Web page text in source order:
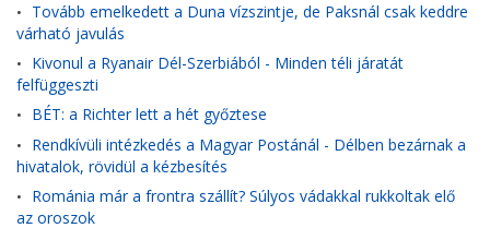
• Tovább emelkedett a Duna vízszintje, de Paksnál csak keddre
várható javulás
• Kivonul a Ryanair Dél-Szerbiából - Minden téli járatát
felfüggeszti
• BÉT: a Richter lett a hét győztese
• Rendkívüli intézkedés a Magyar Postánál - Délben bezárnak a
hivatalok, rövidül a kézbesítés
• Románia már a frontra szállít? Súlyos vádakkal rukkoltak elő
az oroszok